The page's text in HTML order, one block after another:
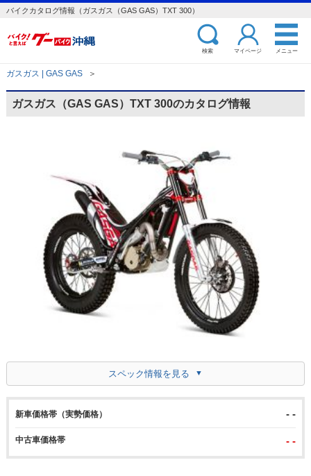
バイクカタログ情報（ガスガス（GAS GAS）TXT 300）
検索 マイページ メニュー
ガスガス | GAS GAS ＞
ガスガス（GAS GAS）TXT 300のカタログ情報
スペック情報を見る
新車価格帯（実勢価格） - -
中古車価格帯 - -